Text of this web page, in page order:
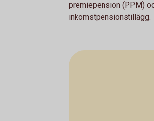
premiepension (PPM)
inkomstpensionstillägg.